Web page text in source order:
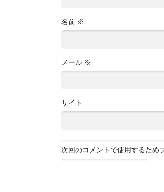
名前 ※
メール ※
サイト
次回のコメントで使用するため